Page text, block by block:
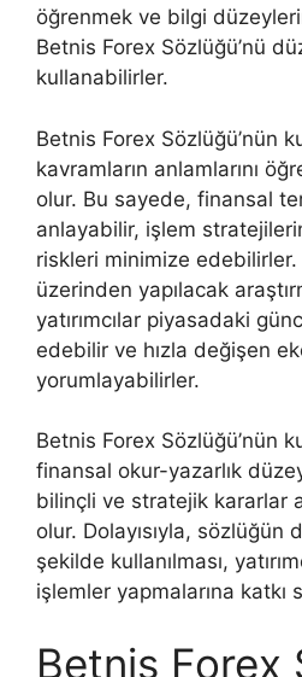
öğrenmek ve bilgi
Betnis Forex Sözlüğü’nü
kullanabilirler.
Betnis Forex Sözlüğü’nün
kavramların anlamlarını
olur. Bu sayede, finansal
anlayabilir, işlem
riskleri minimize edebilirler.
üzerinden yapılacak
yatırımcılar piyasadaki
edebilir ve hızla değişen
yorumlayabilirler.
Betnis Forex Sözlüğü’nün
finansal okur-yazarlık
bilinçli ve stratejik kararlar
olur. Dolayısıyla, sözlüğün
şekilde kullanılması,
işlemler yapmalarına katkı
Betnis Forex